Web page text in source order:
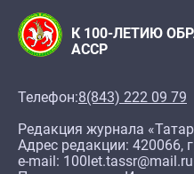
К 100-ЛЕТИЮ
АССР
Телефон:8(843) 222 09 79
Редакция журнала
Адрес редакции: 420066,
e-mail: 100let.tassr@mail.ru